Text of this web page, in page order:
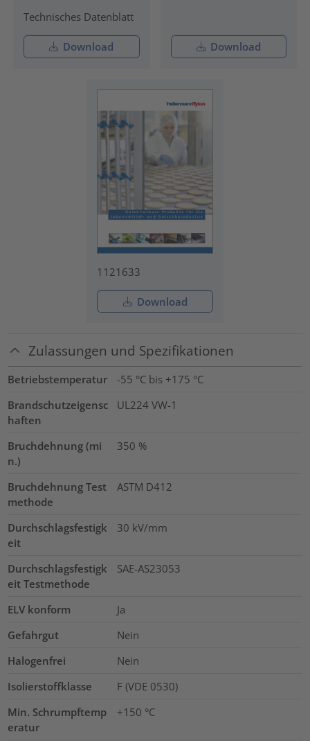
Technisches Datenblatt
Download Download
1121633
Download
Zulassungen und Spezifikationen
Betriebstemperatur
-55 °C bis +175 °C
Brandschutzeigensc
haften
UL224 VW-1
Bruchdehnung (mi
n.)
350 %
Bruchdehnung Test
methode
ASTM D412
Durchschlagsfestigk
eit
30 kV/mm
Durchschlagsfestigk
eit Testmethode
SAE-AS23053
ELV konform
Ja
Gefahrgut
Nein
Halogenfrei
Nein
Isolierstoffklasse
F (VDE 0530)
Min. Schrumpftemp
eratur
+150 °C